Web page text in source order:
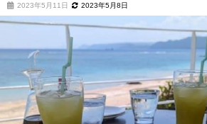
2023年5月11日 2023年5月8日